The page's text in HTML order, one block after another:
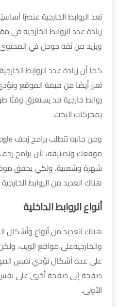
تعد الروابط الخارجية عنصرًا
زيادة عدد الروابط الخارجية
ويزيد من ثقة جوجل في
كما أن زيادة عدد الروابط
تعزز أيضًا من قيمة الموقع
روابط خارجية قد يستغرق
بمحركات البحث.
موقعك وتصنيفه، لأن برامج زحف
شهرة وشعبية، ولكي يحقق
هناك العديد من الروابط الخارجية
أنواع الروابط الداخلية
هناك العديد من أنواع وأشكال
والخارجيةعلى مواقع الويب،
على عدة أشكال تؤدي نفس
صفحة إلى صفحة أخرى على نفس
الأولى.